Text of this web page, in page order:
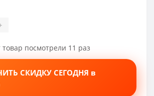
товар посмотрели 11 раз
СКИДКУ СЕГОДНЯ в